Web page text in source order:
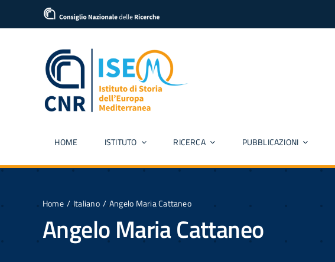
HOME ISTITUTO RICERCA PUBBLICAZIONI
Home Italiano Angelo Maria Cattaneo
Angelo Maria Cattaneo